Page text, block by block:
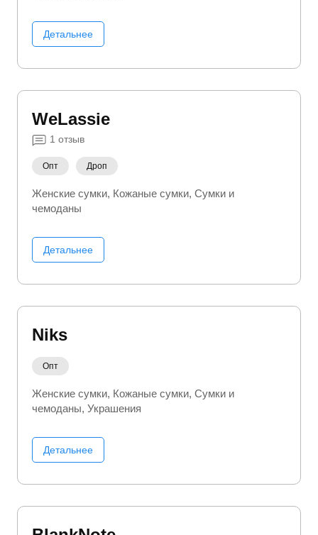
Детальнее
WeLassiе
1 отзыв
Опт Дроп
Женские сумки Кожаные сумки Сумки и
чемоданы
Детальнее
Niks
Опт
Женские сумки Кожаные сумки Сумки и
чемоданы Украшения
Детальнее